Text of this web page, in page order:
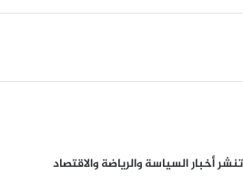
أخبار السياسة والرياضة والاقتصاد
أرقام تكشف الدول الأكثر رغبة
أزمة سبتة تفجّر خلافاً أوروبياً.. سانشيز
يرفض ضغوط ميلوني ويحذّر من انقسام